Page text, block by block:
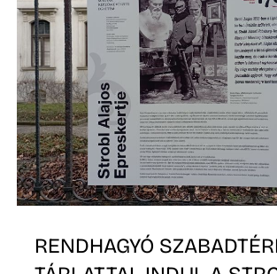
RENDHAGYÓ